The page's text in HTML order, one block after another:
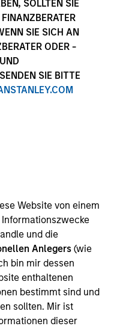
SOLLTEN SIE
SIE SICH AN
ODER -
SIE BITTE
Website von einem
und die
Anlegers(wie
bin mir dessen
enthaltenen
bestimmt sind und
sollten. Mir ist
dieser
is an international
with over 2,500